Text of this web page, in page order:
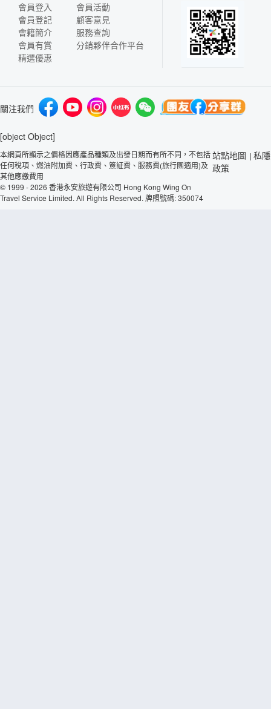
會員登入
會員登記
會籍簡介
會員有賞
精選優惠
會員活動
顧客意見
服務查詢
分銷夥伴合作平台
關注我們
[object Object]
本網頁所顯示之價格因應產品種類及出發日期而有所不同，不包括
任何稅項、燃油附加費、行政費、簽証費、服務費(旅行團適用)及
其他應繳費用
© 1999 - 2026 香港永安旅遊有限公司 Hong Kong Wing On
Travel Service Limited. All Rights Reserved. 牌照號碼: 350074
站點地圖 | 私隱
政策